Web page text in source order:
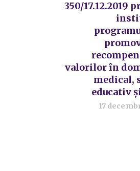
350/17.12.2019
valorilor în
medical,
educativ
17